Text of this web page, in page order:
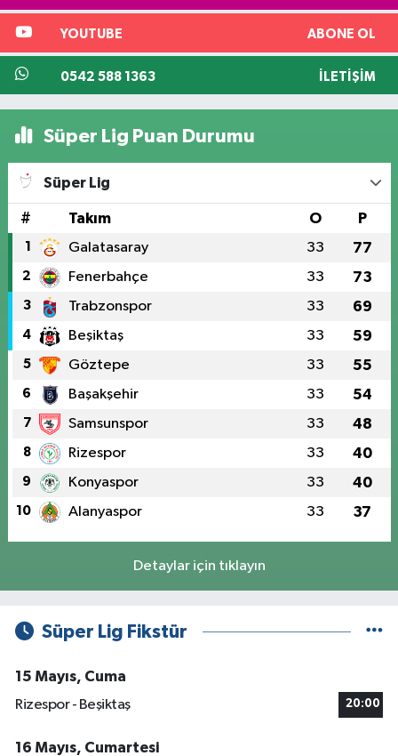
YOUTUBE ABONE OL
0542 588 1363 İLETIŞIM
Süper Lig Puan Durumu
Süper Lig
# Takım O P
1 Galatasaray 33 77
2 Fenerbahçe 33 73
3 Trabzonspor 33 69
4 Beşiktaş 33 59
5 Göztepe 33 55
6 Başakşehir 33 54
7 Samsunspor 33 48
8 Rizespor 33 40
9 Konyaspor 33 40
10 Alanyaspor 33 37
Detaylar için tıklayın
Süper Lig Fikstür
15 Mayıs, Cuma
Rizespor - Beşiktaş
20:00
16 Mayıs, Cumartesi